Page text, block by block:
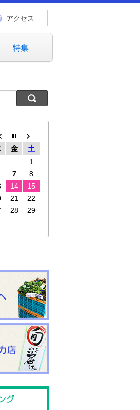
アクセス
特集
金
土
1
7
8
14
15
21
22
28
29